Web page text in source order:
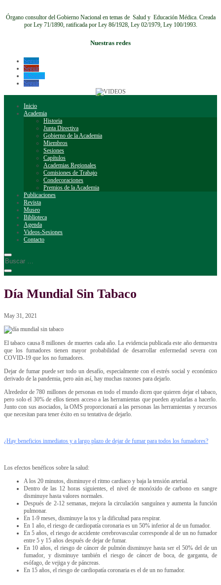
Órgano consultor del Gobierno Nacional en temas de Salud y Educación Médica. Creada
por Ley 71/1890, ratificada por Ley 86/1928, Ley 02/1979, Ley 100/1993.
Nuestras redes
Seguir
Seguir
Seguir
Seguir
Inicio
Academia
Historia
Junta Directiva
Gobierno de la Academia
Miembros
Sesiones
Capítulos
Academias Regionales
Comisiones de Trabajo
Condecoraciones
Premios de la Academia
Publicaciones
Revista
Museo
Biblioteca
Agenda
Videos-Sesiones
Contacto
Día Mundial Sin Tabaco
May 31, 2021
El tabaco causa 8 millones de muertes cada año. La evidencia publicada este año demuestra
que los fumadores tienen mayor probabilidad de desarrollar enfermedad severa con
COVID-19 que los no fumadores.
Dejar de fumar puede ser todo un desafío, especialmente con el estrés social y económico
derivado de la pandemia, pero aún así, hay muchas razones para dejarlo.
Alrededor de 780 millones de personas en todo el mundo dicen que quieren dejar el tabaco,
pero solo el 30% de ellos tienen acceso a las herramientas que pueden ayudarlas a hacerlo.
Junto con sus asociados, la OMS proporcionará a las personas las herramientas y recursos
que necesitan para tener éxito en su tentativa de dejarlo.
¿Hay beneficios inmediatos y a largo plazo de dejar de fumar para todos los fumadores?
Los efectos benéficos sobre la salud:
A los 20 minutos, disminuye el ritmo cardiaco y baja la tensión arterial.
Dentro de las 12 horas siguientes, el nivel de monóxido de carbono en sangre
disminuye hasta valores normales.
Después de 2-12 semanas, mejora la circulación sanguínea y aumenta la función
pulmonar.
En 1-9 meses, disminuye la tos y la dificultad para respirar.
En 1 año, el riesgo de cardiopatía coronaria es un 50% inferior al de un fumador.
En 5 años, el riesgo de accidente cerebrovascular corresponde al de un no fumador
entre 5 y 15 años después de dejar de fumar.
En 10 años, el riesgo de cáncer de pulmón disminuye hasta ser el 50% del de un
fumador, y disminuye también el riesgo de cáncer de boca, de garganta, de
esófago, de vejiga y de páncreas.
En 15 años, el riesgo de cardiopatía coronaria es el de un no fumador.